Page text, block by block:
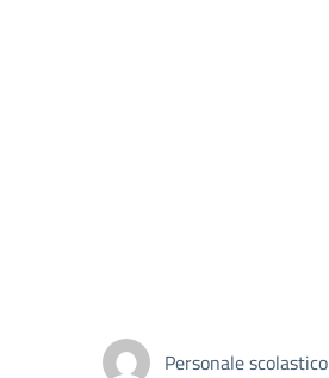
Personale scolastico